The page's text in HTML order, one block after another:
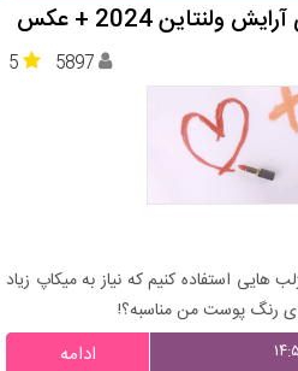
2024 + عکس
5 5897
هایی استفاده کنیم که نیاز به میکاپ زیاد
رنگ پوست من مناسبه؟!
ادامه